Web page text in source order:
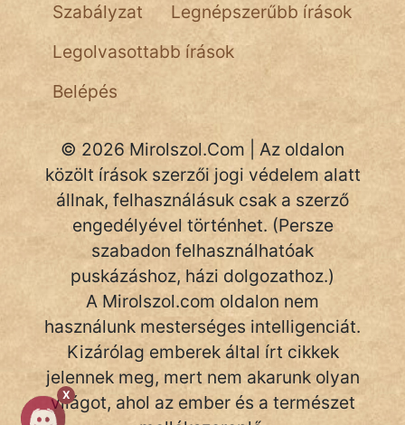
X
Szabályzat
Legnépszerűbb írások
Legolvasottabb írások
Belépés
© 2026 Mirolszol.Com | Az oldalon
közölt írások szerzői jogi védelem alatt
állnak, felhasználásuk csak a szerző
engedélyével történhet. (Persze
szabadon felhasználhatóak
puskázáshoz, házi dolgozathoz.)
A Mirolszol.com oldalon nem
használunk mesterséges intelligenciát.
Kizárólag emberek által írt cikkek
jelennek meg, mert nem akarunk olyan
világot, ahol az ember és a természet